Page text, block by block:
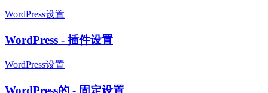
WordPress设置
WordPress - 插件设置
WordPress设置
WordPress的 - 固定设置